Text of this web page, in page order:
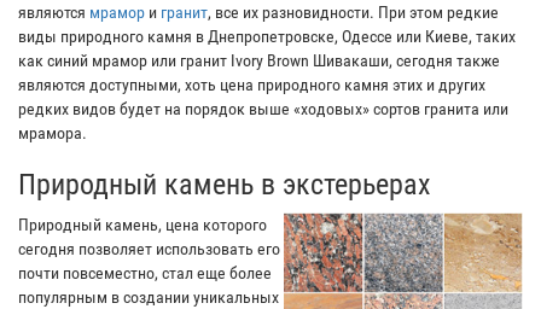
являются мрамор и гранит, все их разновидности. При этом редкие
виды природного камня в Днепропетровске, Одессе или Киеве, таких
как синий мрамор или гранит Ivory Brown Шивакаши, сегодня также
являются доступными, хоть цена природного камня этих и других
редких видов будет на порядок выше «ходовых» сортов гранита или
мрамора.
Природный камень в экстерьерах
Природный камень, цена которого
сегодня позволяет использовать его
почти повсеместно, стал еще более
популярным в создании уникальных